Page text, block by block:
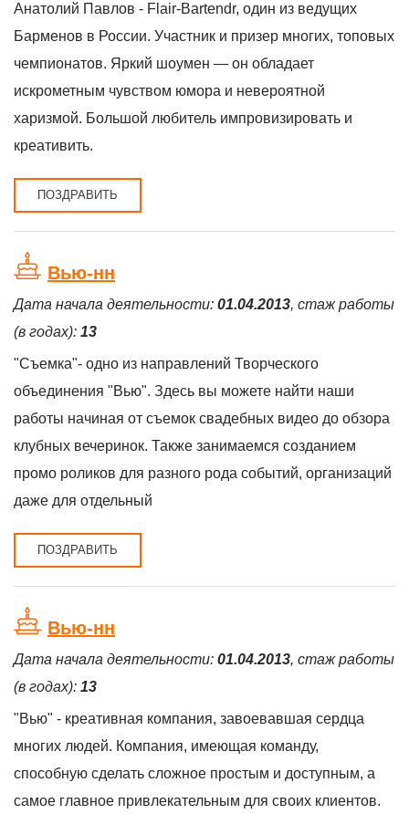
Анатолий Павлов - Flair-Bartendr, один из ведущих
Барменов в России. Участник и призер многих, топовых
чемпионатов. Яркий шоумен — он обладает
искрометным чувством юмора и невероятной
харизмой. Большой любитель импровизировать и
креативить.
ПОЗДРАВИТЬ
Вью-нн
Дата начала деятельности: 01.04.2013, стаж работы
(в годах): 13
"Съемка"- одно из направлений Творческого
объединения "Вью". Здесь вы можете найти наши
работы начиная от съемок свадебных видео до обзора
клубных вечеринок. Также занимаемся созданием
промо роликов для разного рода событий, организаций
даже для отдельный
ПОЗДРАВИТЬ
Вью-нн
Дата начала деятельности: 01.04.2013, стаж работы
(в годах): 13
"Вью" - креативная компания, завоевавшая сердца
многих людей. Компания, имеющая команду,
способную сделать сложное простым и доступным, а
самое главное привлекательным для своих клиентов.